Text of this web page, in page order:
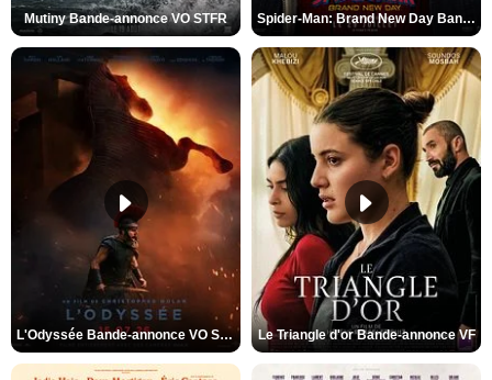
Mutiny Bande-annonce VO STFR Spider-Man: Brand New Day Bande-annonce VO STFR
L'Odyssée Bande-annonce VO STFR Le Triangle d'or Bande-annonce VF